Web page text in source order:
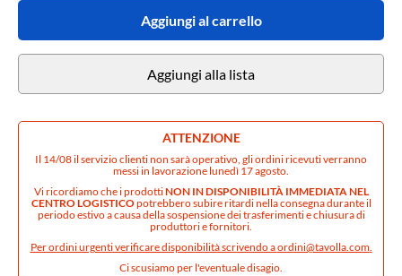
Aggiungi al carrello
Aggiungi alla lista
ATTENZIONE
Il 14/08 il servizio clienti non sarà operativo, gli ordini ricevuti verranno
messi in lavorazione lunedì 17 agosto.
Vi ricordiamo che i prodottiNON IN DISPONIBILITÀ IMMEDIATA NEL
CENTRO LOGISTICOpotrebbero subire ritardi nella consegna durante il
periodo estivo a causa della sospensione dei trasferimenti e chiusura di
produttori e fornitori.
Per ordini urgenti verificare disponibilità scrivendo aordini@tavolla.com.
Ci scusiamo per l'eventuale disagio.